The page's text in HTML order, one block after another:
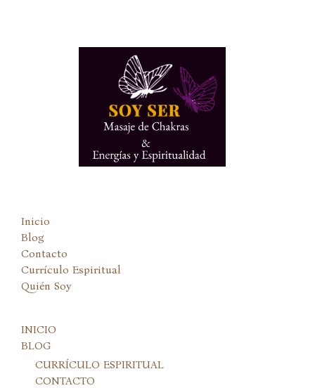
Inicio
Blog
Contacto
Currículo Espiritual
Quién Soy
INICIO
BLOG
CURRÍCULO ESPIRITUAL
CONTACTO